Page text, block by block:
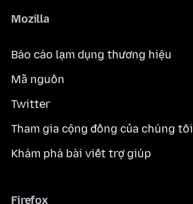
Mozilla
Báo cáo lạm dụng thương hiệu
Mã nguồn
Twitter
Tham gia cộng đồng của chúng tôi
Khám phá bài viết trợ giúp
Firefox